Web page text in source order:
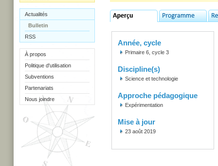
Actualités
Bulletin
RSS
À propos
Politique d'utilisation
Subventions
Partenariats
Nous joindre
Année, cycle
Primaire 6, cycle 3
Discipline(s)
Science et technologie
Approche pédagogique
Expérimentation
Mise à jour
23 août 2019